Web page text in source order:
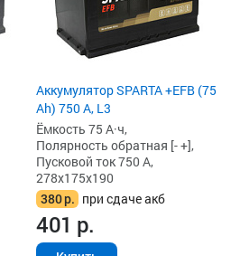
Аккумулятор SPARTA +EFB (75
Ah) 750 А, L3
Ёмкость 75 А·ч,
Полярность обратная [- +],
Пусковой ток 750 А,
278x175x190
380р. при сдаче акб
401 р.